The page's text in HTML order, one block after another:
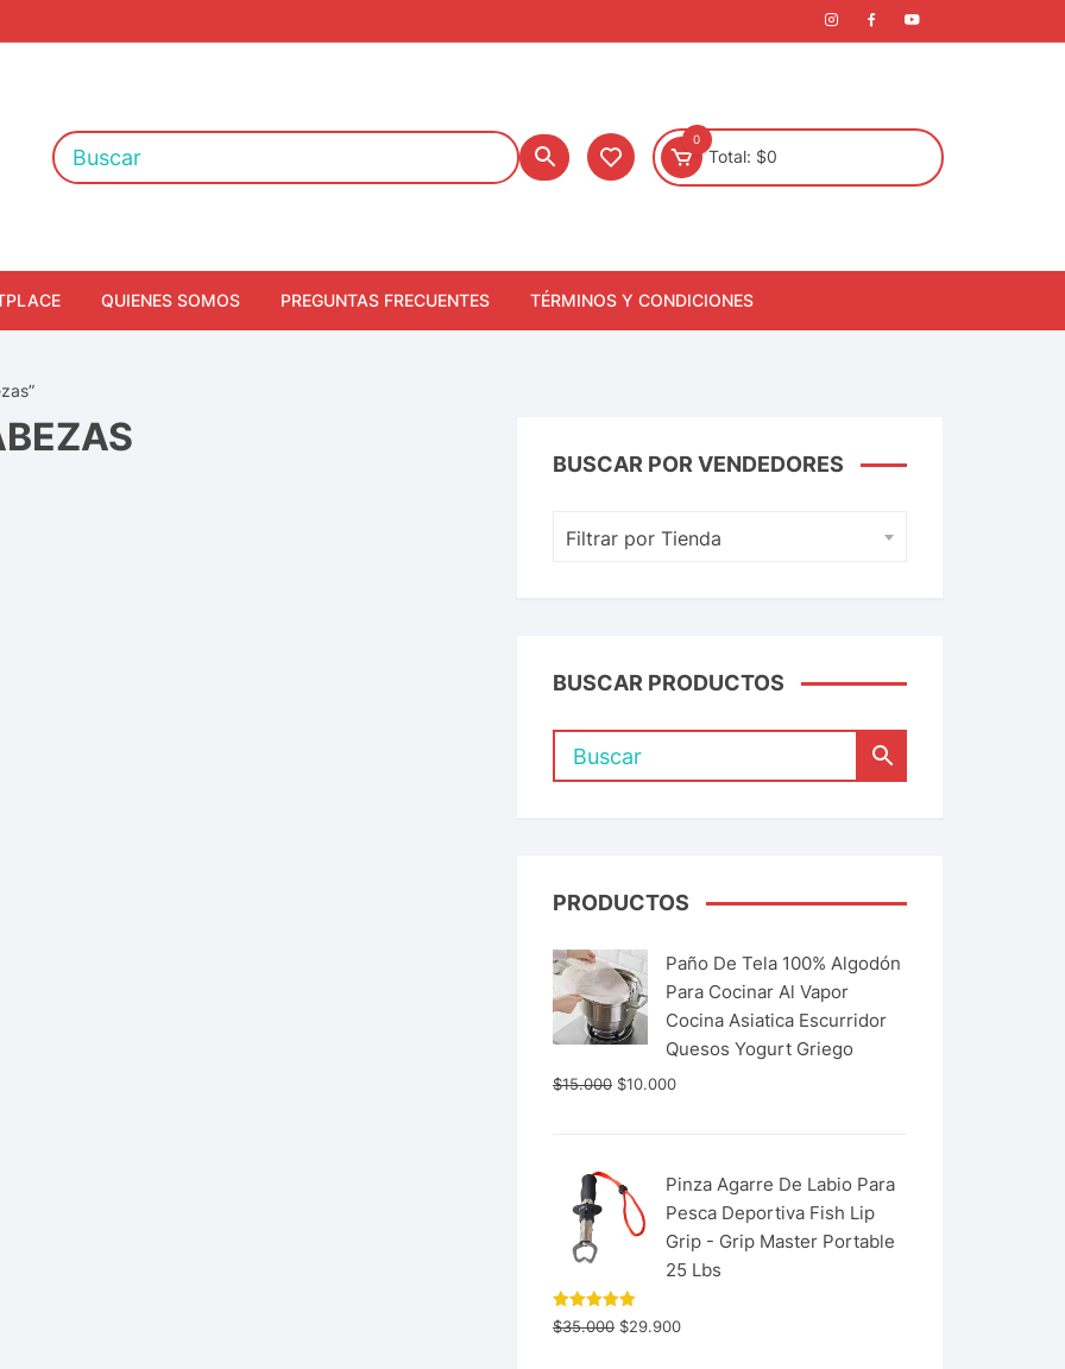
0
Total: $0
QUIENES SOMOS PREGUNTAS FRECUENTES TÉRMINOS Y CONDICIONES
BUSCAR POR VENDEDORES
Filtrar por Tienda
BUSCAR PRODUCTOS
PRODUCTOS
Paño De Tela 100% Algodón
Para Cocinar Al Vapor
Cocina Asiatica Escurridor
Quesos Yogurt Griego
$15.000 $10.000
Pinza Agarre De Labio Para
Pesca Deportiva Fish Lip
Grip - Grip Master Portable
25 Lbs
Valorado
con 5.00
$35.000 $29.900